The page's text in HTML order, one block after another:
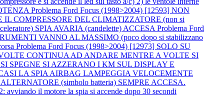
Problema Ford Focus (1998>2004) [12593] NON
COMPRESSORE DEL CLIMATIZZATORE (non si
SPIA AVARIA (candelette) ACCESA Problema Ford
VANNO AL MASSIMO (poco dopo si stabilizzano
Problema Ford Focus (1998>2004) [12973] SOLO SU
CONTINUA AD ANDARE MENTRE A VOLTE SI
SPEGNE SI AZZERANO I KM SUL DISPLAY E
CASI LA SPIA AIRBAG LAMPEGGIA VELOCEMENTE
(simbolo batteria) SEMPRE ACCESA.
il motore la spia si accende dopo 30 secondi